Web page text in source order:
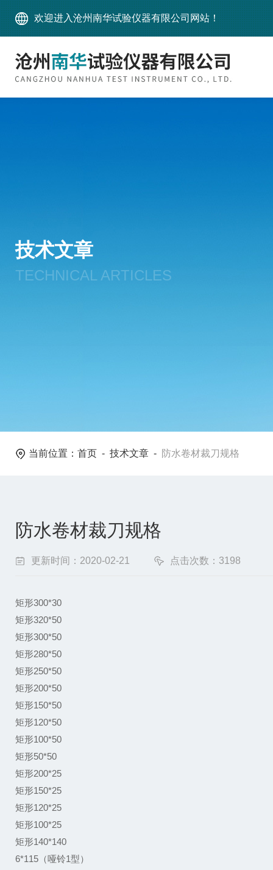
欢迎进入沧州南华试验仪器有限公司网站！
技术文章
TECHNICAL ARTICLES
当前位置： 首页 - 技术文章 - 防水卷材裁刀规格
防水卷材裁刀规格
更新时间：2020-02-21 点击次数：3198
矩形300*30
矩形320*50
矩形300*50
矩形280*50
矩形250*50
矩形200*50
矩形150*50
矩形120*50
矩形100*50
矩形50*50
矩形200*25
矩形150*25
矩形120*25
矩形100*25
矩形140*140
6*115（哑铃1型）